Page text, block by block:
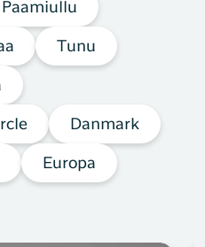
Paamiullu
Tunu
Danmark
Europa